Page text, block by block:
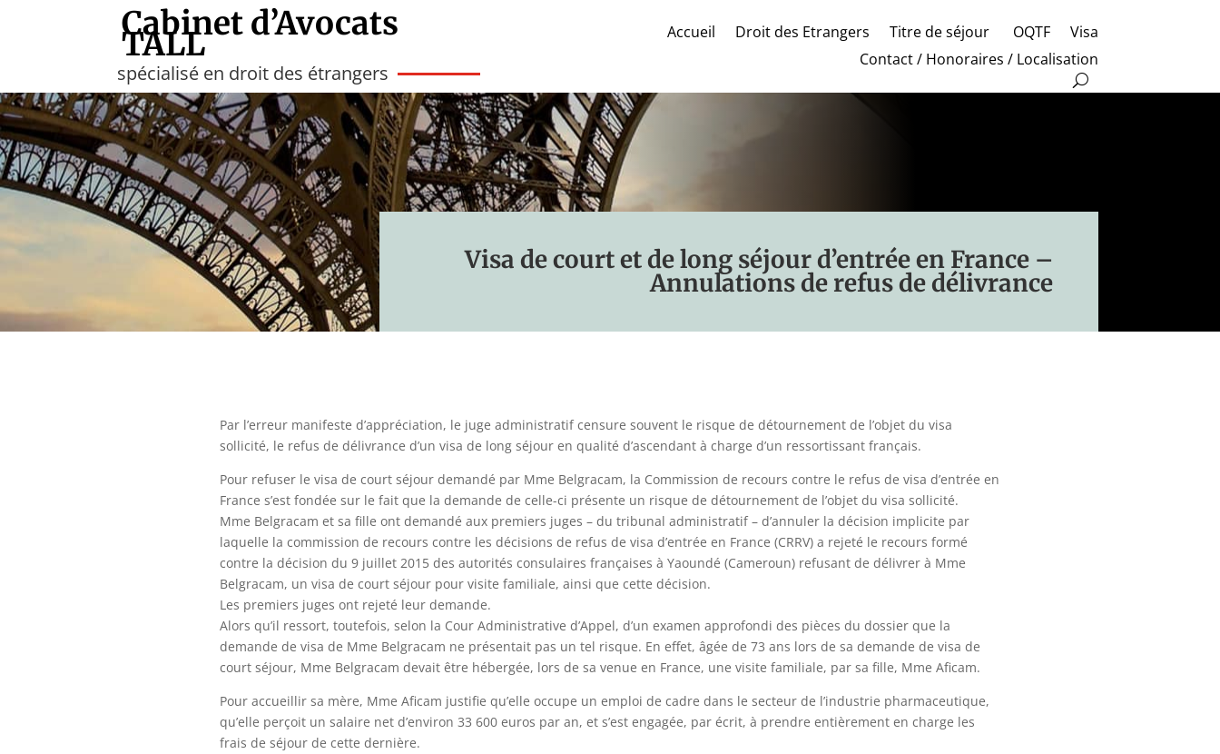
Cabinet d’Avocats
TALL
spécialisé en droit des étrangers
Accueil Droit des Etrangers Titre de séjour OQTF
Visa
Contact / Honoraires / Localisation
Visa de court et de long séjour d’entrée en France –
Annulations de refus de délivrance
Par l’erreur manifeste d’appréciation, le juge administratif censure souvent le risque de détournement de l’objet du visa
sollicité, le refus de délivrance d’un visa de long séjour en qualité d’ascendant à charge d’un ressortissant français.
Pour refuser le visa de court séjour demandé par Mme Belgracam, la Commission de recours contre le refus de visa d’entrée en
France s’est fondée sur le fait que la demande de celle-ci présente un risque de détournement de l’objet du visa sollicité.
Mme Belgracam et sa fille ont demandé aux premiers juges – du tribunal administratif – d’annuler la décision implicite par
laquelle la commission de recours contre les décisions de refus de visa d’entrée en France (CRRV) a rejeté le recours formé
contre la décision du 9 juillet 2015 des autorités consulaires françaises à Yaoundé (Cameroun) refusant de délivrer à Mme
Belgracam, un visa de court séjour pour visite familiale, ainsi que cette décision.
Les premiers juges ont rejeté leur demande.
Alors qu’il ressort, toutefois, selon la Cour Administrative d’Appel, d’un examen approfondi des pièces du dossier que la
demande de visa de Mme Belgracam ne présentait pas un tel risque. En effet, âgée de 73 ans lors de sa demande de visa de
court séjour, Mme Belgracam devait être hébergée, lors de sa venue en France, une visite familiale, par sa fille, Mme Aficam.
Pour accueillir sa mère, Mme Aficam justifie qu’elle occupe un emploi de cadre dans le secteur de l’industrie pharmaceutique,
qu’elle perçoit un salaire net d’environ 33 600 euros par an, et s’est engagée, par écrit, à prendre entièrement en charge les
frais de séjour de cette dernière.